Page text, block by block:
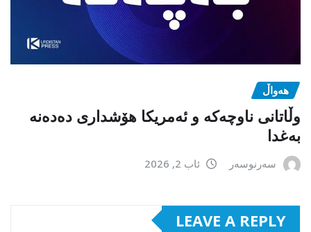
هەواڵ
وڵاتانی ناوچەکە و ئەمریکا هۆشداری دەدەنە
بەغدا
سەرنوسەر ئاب 2, 2026
LEAVE A REPLY